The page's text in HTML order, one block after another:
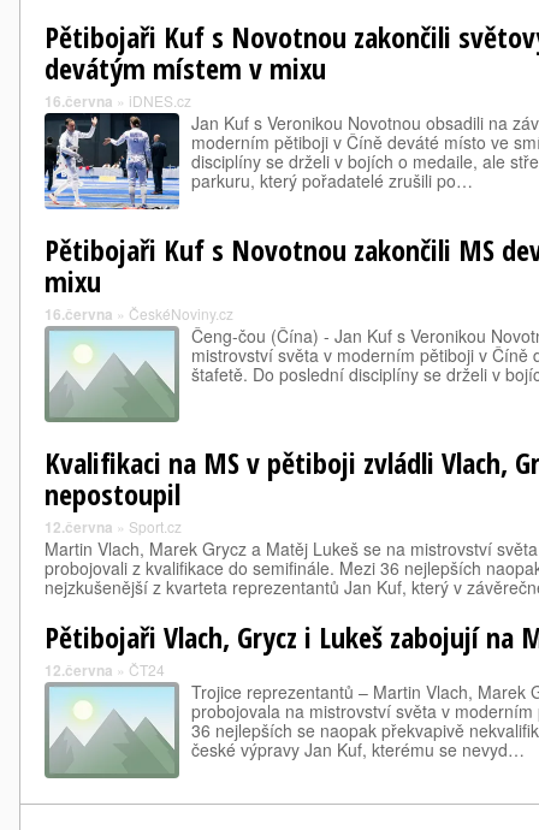
Pětibojaři Kuf s Novotnou zakončili
devátým místem v mixu
16.června » iDNES.cz
Jan Kuf s Veronikou Novotnou obsadili na
moderním pětiboji v Číně deváté místo ve
disciplíny se drželi v bojích o medaile, ale
parkuru, který pořadatelé zrušili po…
Pětibojaři Kuf s Novotnou zakončili MS
mixu
16.června » ČeskéNoviny.cz
Čeng-čou (Čína) - Jan Kuf s Veronikou
mistrovství světa v moderním pětiboji v Číně
štafetě. Do poslední disciplíny se drželi v
Kvalifikaci na MS v pětiboji zvládli Vlach,
nepostoupil
12.června » Sport.cz
Martin Vlach, Marek Grycz a Matěj Lukeš se na mistrovství
probojovali z kvalifikace do semifinále. Mezi 36 nejlepších
nejzkušenější z kvarteta reprezentantů Jan Kuf, který v
Pětibojaři Vlach, Grycz i Lukeš zabojují na
12.června » ČT24
Trojice reprezentantů – Martin Vlach, Marek
probojovala na mistrovství světa v
36 nejlepších se naopak překvapivě
české výpravy Jan Kuf, kterému se nevyd…